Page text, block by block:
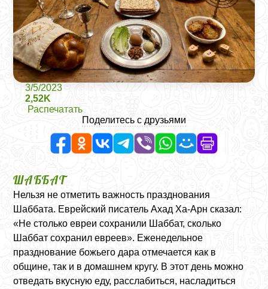
3/5/2023
2,52K
Распечатать
Поделитесь с друзьями
ШАББАТ
Нельзя не отметить важность празднования
Шаббата. Еврейский писатель Ахад Ха-Арн сказал:
«Не столько евреи сохранили Шаббат, сколько
Шаббат сохранил евреев». Еженедельное
празднование божьего дара отмечается как в
общине, так и в домашнем кругу. В этот день можно
отведать вкусную еду, расслабиться, насладиться